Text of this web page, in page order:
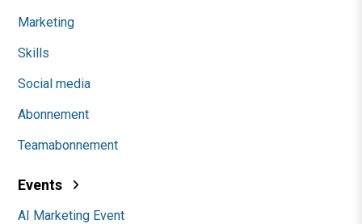
Marketing
Skills
Social media
Abonnement
Teamabonnement
Events
AI Marketing Event